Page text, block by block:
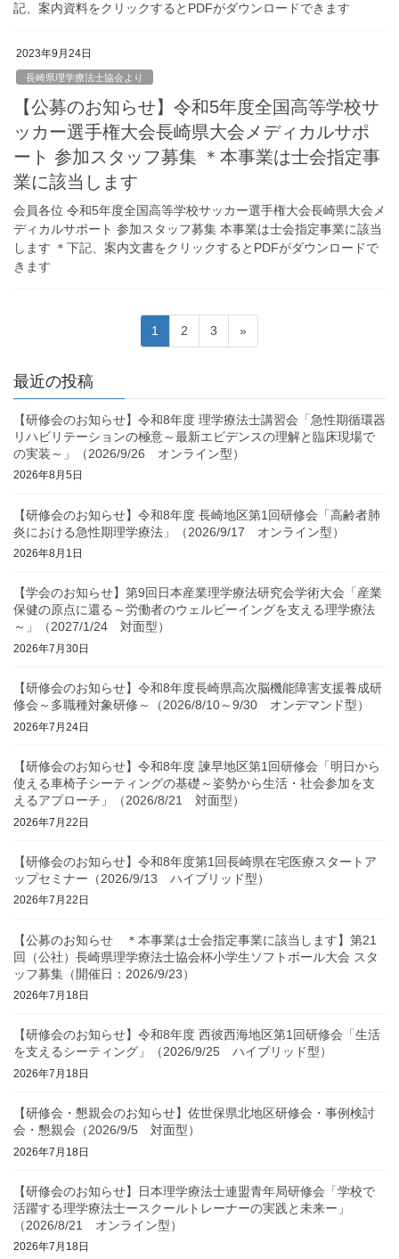
記、案内資料をクリックするとPDFがダウンロードできます
2023年9月24日
長崎県理学療法士協会より
【公募のお知らせ】令和5年度全国高等学校サ
ッカー選手権大会長崎県大会メディカルサポ
ート 参加スタッフ募集 ＊本事業は士会指定事
業に該当します
会員各位 令和5年度全国高等学校サッカー選手権大会長崎県大会メ
ディカルサポート 参加スタッフ募集 本事業は士会指定事業に該当
します ＊下記、案内文書をクリックするとPDFがダウンロードで
きます
の
ペ
ー
ジ
送
り
固
定
ジ
1
固
定
ジ
2
固
定
ジ
3 »
最近の投稿
【研修会のお知らせ】令和8年度 理学療法士講習会「急性期循環器
リハビリテーションの極意～最新エビデンスの理解と臨床現場で
の実装～」（2026/9/26 オンライン型）
2026年8月5日
【研修会のお知らせ】令和8年度 長崎地区第1回研修会「高齢者肺
炎における急性期理学療法」（2026/9/17 オンライン型）
2026年8月1日
【学会のお知らせ】第9回日本産業理学療法研究会学術大会「産業
保健の原点に還る～労働者のウェルビーイングを支える理学療法
～」（2027/1/24 対面型）
2026年7月30日
【研修会のお知らせ】令和8年度長崎県高次脳機能障害支援養成研
修会～多職種対象研修～（2026/8/10～9/30 オンデマンド型）
2026年7月24日
【研修会のお知らせ】令和8年度 諫早地区第1回研修会「明日から
使える車椅子シーティングの基礎～姿勢から生活・社会参加を支
えるアプローチ」（2026/8/21 対面型）
2026年7月22日
【研修会のお知らせ】令和8年度第1回長崎県在宅医療スタートア
ップセミナー（2026/9/13 ハイブリッド型）
2026年7月22日
【公募のお知らせ ＊本事業は士会指定事業に該当します】第21
回（公社）長崎県理学療法士協会杯小学生ソフトボール大会 スタ
ッフ募集（開催日：2026/9/23）
2026年7月18日
【研修会のお知らせ】令和8年度 西彼西海地区第1回研修会「生活
を支えるシーティング」（2026/9/25 ハイブリッド型）
2026年7月18日
【研修会・懇親会のお知らせ】佐世保県北地区研修会・事例検討
会・懇親会（2026/9/5 対面型）
2026年7月18日
【研修会のお知らせ】日本理学療法士連盟青年局研修会「学校で
活躍する理学療法士ースクールトレーナーの実践と未来ー」
（2026/8/21 オンライン型）
2026年7月18日